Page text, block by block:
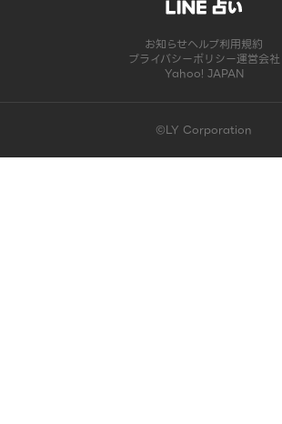
お知らせヘルプ利用規約
プライバシーポリシー運営会社
Yahoo! JAPAN
©LY Corporation
このコンテンツは掲載が終了しました |